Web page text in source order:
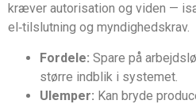
kræver autorisation og viden —
el‑tilslutning og myndighedskrav.
Fordele: Spare på
større indblik i systemet.
Ulemper: Kan bryde